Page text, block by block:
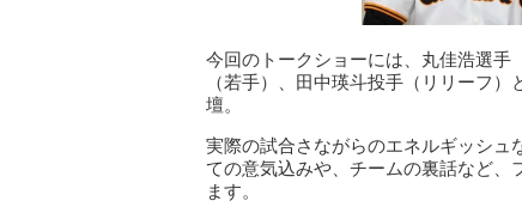
今回のトークショーには、丸佳浩選手
（若手）、田中瑛斗投手（リリーフ
壇。
実際の試合さながらのエネルギッシュ
ての意気込みや、チームの裏話など、
ます。